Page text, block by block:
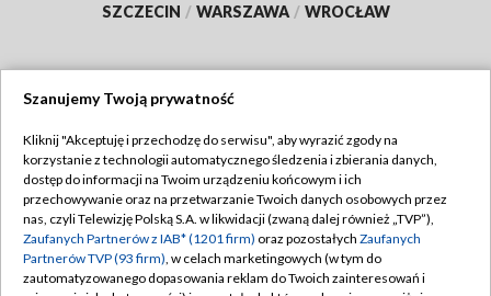
SZCZECIN / WARSZAWA / WROCŁAW
TVP
Abonament TVP
Emisja w TVP
Centrum informacji TVP
Regulamin TVP
Polityka prywatności
Moje zgody
Szanujemy Twoją prywatność
Kliknij "Akceptuję i przechodzę do serwisu", aby wyrazić zgody na
korzystanie z technologii automatycznego śledzenia i zbierania danych,
dostęp do informacji na Twoim urządzeniu końcowym i ich
przechowywanie oraz na przetwarzanie Twoich danych osobowych przez
nas, czyli Telewizję Polską S.A. w likwidacji (zwaną dalej również „TVP”),
Zaufanych Partnerów z IAB* (1201 firm) oraz pozostałych Zaufanych
Partnerów TVP (93 firm), w celach marketingowych (w tym do
zautomatyzowanego dopasowania reklam do Twoich zainteresowań i